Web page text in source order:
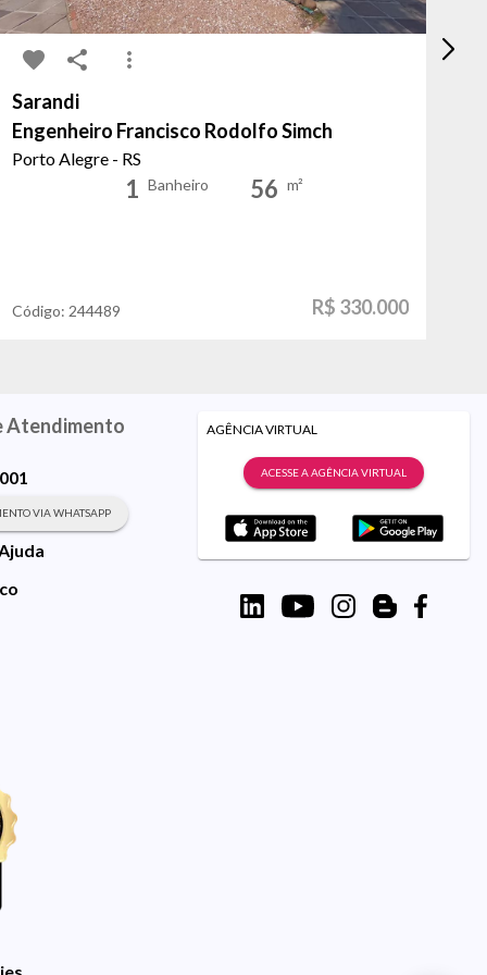
Sarandi
Engenheiro Francisco Rodolfo Simch
Porto Alegre - RS
1 Banheiro 56 m²
Código: 244489 R$ 330.000
Atendimento
VIA WHATSAPP
AGÊNCIA VIRTUAL
ACESSE A AGÊNCIA VIRTUAL